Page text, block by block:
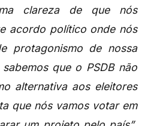
clareza de que nós
acordo político onde nós
protagonismo de nossa
que o PSDB não
alternativa aos eleitores
que nós vamos votar em